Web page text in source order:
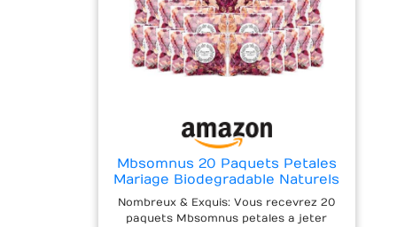
Mbsomnus 20 Paquets Petales
Mariage Biodegradable Naturels
Fleur Sechees pour Mariage
Voiture Deco Champetre Parti
Nombreux & Exquis: Vous recevrez 20
paquets Mbsomnus petales a jeter